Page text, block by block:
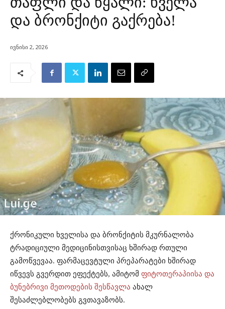
და ბრონქიტი გაქრება!
ივნისი 2, 2026
ქრონიკული ხველისა და ბრონქიტის მკურნალობა
ტრადიციული მედიცინისთვისაც ხშირად რთული
გამოწვევაა. ფარმაცევტული პრეპარატები ხშირად
იწვევს გვერდით ეფექტებს, ამიტომ ფიტოთერაპიისა და
ბუნებრივი მეთოდების შესწავლა ახალ
შესაძლებლობებს გვთავაზობს.